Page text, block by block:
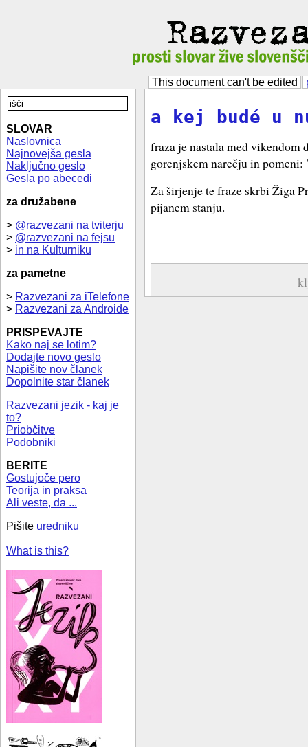
This document can't be edited
SLOVAR
Naslovnica
Najnovejša gesla
Naključno geslo
Gesla po abecedi
za družabene
> @razvezani na tviterju
> @razvezani na fejsu
> in na Kulturniku
za pametne
> Razvezani za iTelefone
> Razvezani za Androide
PRISPEVAJTE
Kako naj se lotim?
Dodajte novo geslo
Napišite nov članek
Dopolnite star članek
Razvezani jezik - kaj je
to?
Priobčitve
Podobniki
BERITE
Gostujoče pero
Teorija in praksa
Ali veste, da ...
Pišite uredniku
What is this?
a kej budé u
fraza je nastala med vikendom
gorenjskem narečju in
Za širjenje te fraze skrbi Žiga
pijanem stanju.